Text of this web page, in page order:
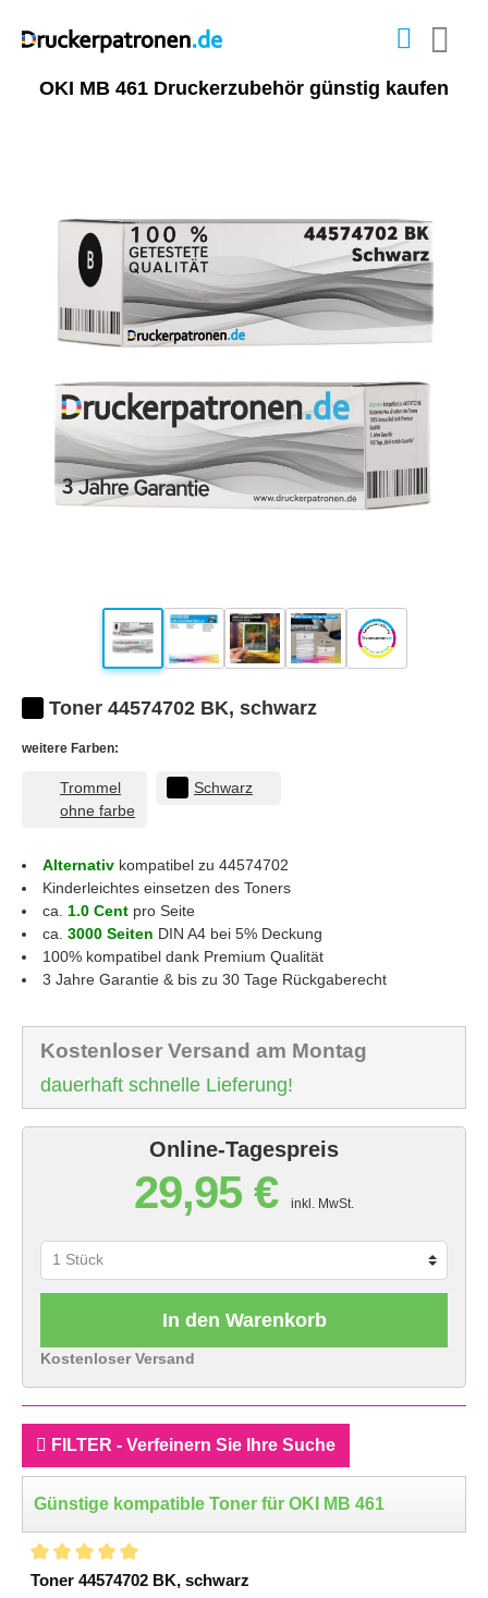
OKI MB 461 Druckerzubehör günstig kaufen
Toner 44574702 BK, schwarz
weitere Farben:
Trommel
ohne farbe
Schwarz
Alternativ kompatibel zu 44574702
Kinderleichtes einsetzen des Toners
ca. 1.0 Cent pro Seite
ca. 3000 Seiten DIN A4 bei 5% Deckung
100% kompatibel dank Premium Qualität
3 Jahre Garantie & bis zu 30 Tage Rückgaberecht
Kostenloser Versand am Montag
dauerhaft schnelle Lieferung!
Online-Tagespreis
29,95 € inkl. MwSt.
In den Warenkorb
Kostenloser Versand
FILTER - Verfeinern Sie Ihre Suche
Günstige kompatible Toner für OKI MB 461
Toner 44574702 BK, schwarz